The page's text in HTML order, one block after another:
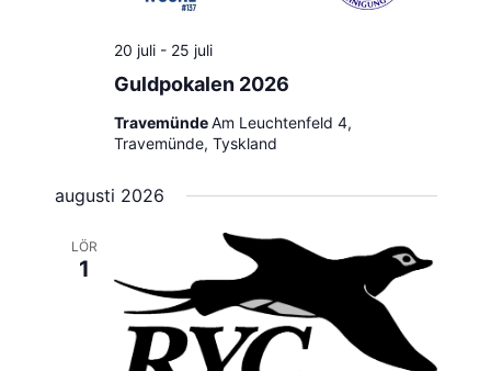
Guldpokalen 2026
20 juli- 25 juli
TravemündeAm Leuchtenfeld 4,
Travemünde, Tyskland
augusti 2026
LÖR
1